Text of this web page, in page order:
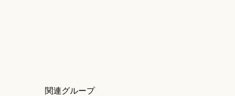
関連グループ